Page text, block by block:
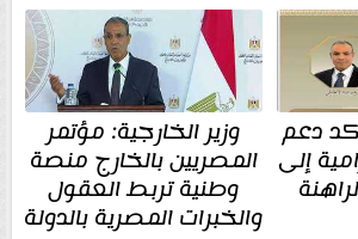
دعم
إلى
وزير الخارجية: مؤتمر
المصريين بالخارج منصة
وطنية تربط العقول
والخبرات المصرية بالدولة